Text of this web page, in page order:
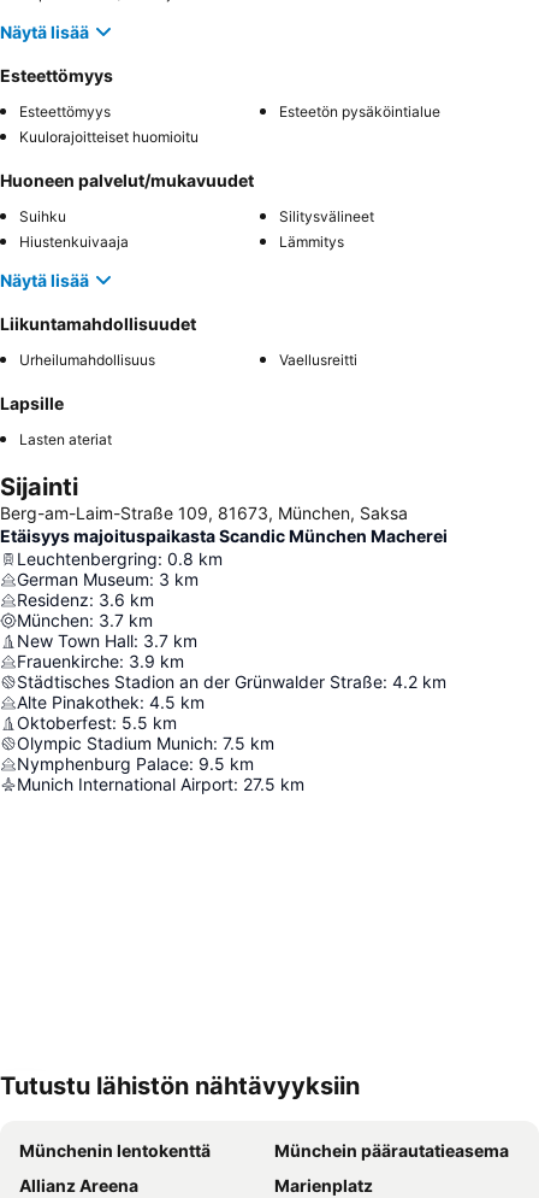
Näytä lisää
Esteettömyys
Esteettömyys
Esteetön pysäköintialue
Kuulorajoitteiset huomioitu
Huoneen palvelut/mukavuudet
Suihku
Silitysvälineet
Hiustenkuivaaja
Lämmitys
Näytä lisää
Liikuntamahdollisuudet
Urheilumahdollisuus Vaellusreitti
Lapsille
Lasten ateriat
Sijainti
Berg-am-Laim-Straße 109, 81673, München, Saksa
Etäisyys majoituspaikasta Scandic München Macherei
Leuchtenbergring: 0.8 km
German Museum: 3 km
Residenz: 3.6 km
München: 3.7 km
New Town Hall: 3.7 km
Frauenkirche: 3.9 km
Städtisches Stadion an der Grünwalder Straße: 4.2 km
Alte Pinakothek: 4.5 km
Oktoberfest: 5.5 km
Olympic Stadium Munich: 7.5 km
Nymphenburg Palace: 9.5 km
Munich International Airport: 27.5 km
Tutustu lähistön nähtävyyksiin
Münchenin lentokenttä
Münchein päärautatieasema
Allianz Areena
Marienplatz